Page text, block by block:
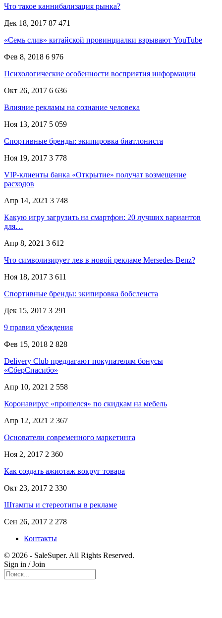
Что такое каннибализация рынка?
Дек 18, 2017 87 471
«Семь слив» китайской провинциалки взрывают YouTube
Фев 8, 2018 6 976
Психологические особенности восприятия информации
Окт 26, 2017 6 636
Влияние рекламы на сознание человека
Ноя 13, 2017 5 059
Спортивные бренды: экипировка биатлониста
Ноя 19, 2017 3 778
VIP-клиенты банка «Открытие» получат возмещение
расходов
Апр 14, 2021 3 748
Какую игру загрузить на смартфон: 20 лучших вариантов
для…
Апр 8, 2021 3 612
Что символизирует лев в новой рекламе Mersedes-Benz?
Ноя 18, 2017 3 611
Спортивные бренды: экипировка бобслеиста
Дек 15, 2017 3 291
9 правил убеждения
Фев 15, 2018 2 828
Delivery Club предлагают покупателям бонусы
«СберСпасибо»
Апр 10, 2021 2 558
Коронавирус «прошелся» по скидкам на мебель
Апр 12, 2021 2 367
Основатели современного маркетинга
Ноя 2, 2017 2 360
Как создать ажиотаж вокруг товара
Окт 23, 2017 2 330
Штампы и стереотипы в рекламе
Сен 26, 2017 2 278
Контакты
© 2026 - SaleSuper. All Rights Reserved.
Sign in / Join